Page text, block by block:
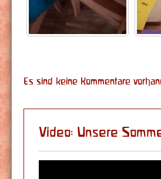
Es sind keine Kommentare
Video: Unsere